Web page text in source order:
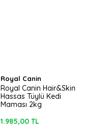
Royal Canin
Royal Canin Hair&Skin
Hassas Tüylü Kedi
Maması 2kg
1.985,00 TL